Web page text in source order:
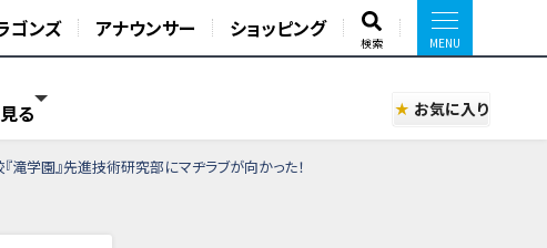
ゴンズ アナウンサー ショッピング
検索
る お気に入り
学園』先進技術研究部にマヂラブが向かった！